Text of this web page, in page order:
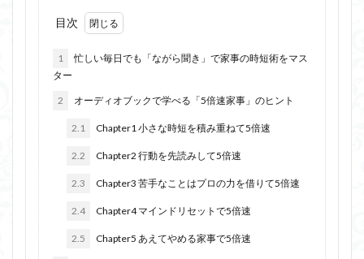
目次
1
忙しい毎日でも「ながら聞き」で家事の時短術をマス
ター
2 オーディオブックで学べる「5倍速家事」のヒント
2.1 Chapter1 小さな時短を積み重ねて5倍速
2.2 Chapter2 行動を先読みして5倍速
2.3 Chapter3 苦手なことはプロの力を借りて5倍速
2.4 Chapter4 マインドリセットで5倍速
2.5 Chapter5 あえてやめる家事で5倍速